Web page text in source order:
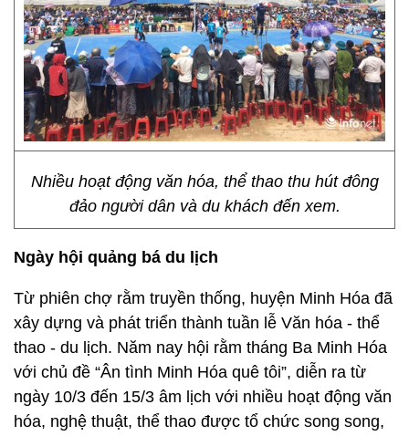
Nhiều hoạt động văn hóa, thể thao thu hút đông
đảo người dân và du khách đến xem.
Ngày hội quảng bá du lịch
Từ phiên chợ rằm truyền thống, huyện Minh Hóa đã
xây dựng và phát triển thành tuần lễ Văn hóa - thể
thao - du lịch. Năm nay hội rằm tháng Ba Minh Hóa
với chủ đề “Ân tình Minh Hóa quê tôi”, diễn ra từ
ngày 10/3 đến 15/3 âm lịch với nhiều hoạt động văn
hóa, nghệ thuật, thể thao được tổ chức song song,